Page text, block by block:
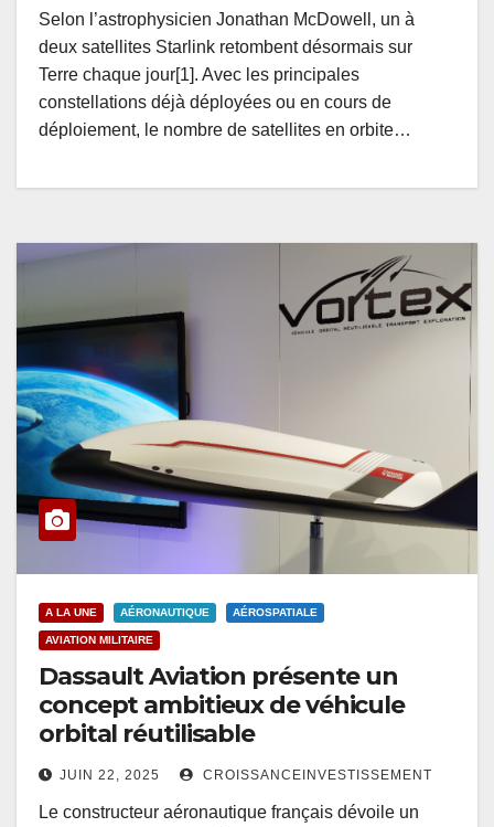
Selon l’astrophysicien Jonathan McDowell, un à
deux satellites Starlink retombent désormais sur
Terre chaque jour[1]. Avec les principales
constellations déjà déployées ou en cours de
déploiement, le nombre de satellites en orbite…
A LA UNE AÉRONAUTIQUE AÉROSPATIALE
AVIATION MILITAIRE
Dassault Aviation présente un
concept ambitieux de véhicule
orbital réutilisable
JUIN 22, 2025 CROISSANCEINVESTISSEMENT
Le constructeur aéronautique français dévoile un